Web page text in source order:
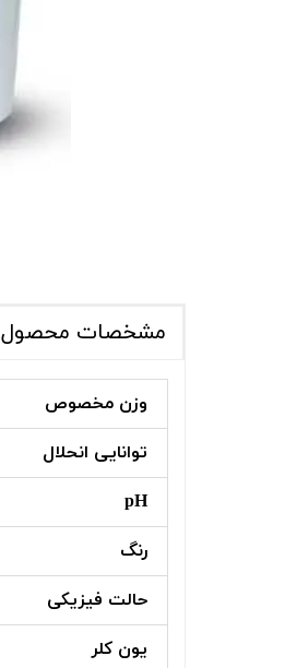
مشخصات محصول
وزن مخصوص
توانایی انحلال
pH
رنگ
حالت فيزيكی
یون کلر